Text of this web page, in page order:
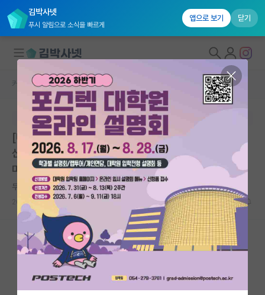
김박사넷
푸시 알림으로 소식을 빠르게
앱으로 보기 닫기
대학원생 모집
국내대학원 정보
연구실&오픈랩
커뮤니티
커뮤니티 홈
전체글보기
베스트 게시판
IF 명예의전당
자유 게시판(아무개랩)
커뮤니티 홈 대학원생 모집 게시판
본문이 수정되지 않는 박제글입니다.
[UST-KIOST school] 2026년 후기 1차 UST 석·박사
신입생 모집 | 한국해양과학기술원 기후대응생태연구부 |
마감: 2026.04.24. 23:59
무기력한 버지니아 울프
2026.04.23